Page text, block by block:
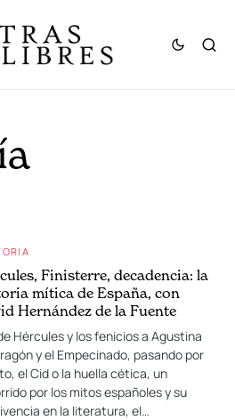
Finisterre, decadencia: la
mítica de España, con
Hernández de la Fuente
Hércules y los fenicios a Agustina
y el Empecinado, pasando por
el Cid o la huella cética, un
por los mitos españoles y su
en la literatura, el…